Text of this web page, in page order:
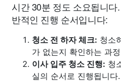
시간 30분 정도 소요됩니
반적인 진행 순서입니다:
청소 전 하자 체크: 청소
가 없는지 확인하는 과
이사 입주 청소 진행: 청
실의 순서로 진행됩니다.